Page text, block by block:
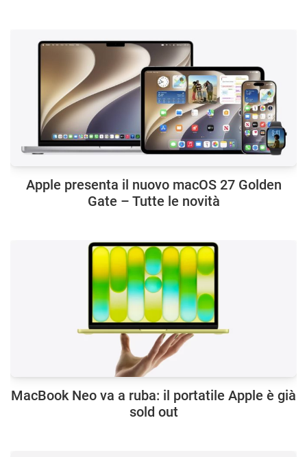
Apple presenta il nuovo macOS 27 Golden
Gate – Tutte le novità
MacBook Neo va a ruba: il portatile Apple è già
sold out